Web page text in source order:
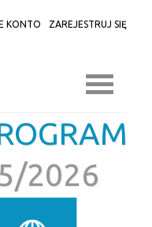
KONTO ZAREJESTRUJ SIĘ
2026